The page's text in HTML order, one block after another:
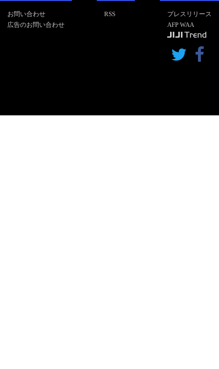
お問い合わせ
広告のお問い合わせ
RSS
プレスリリース
AFP WAA